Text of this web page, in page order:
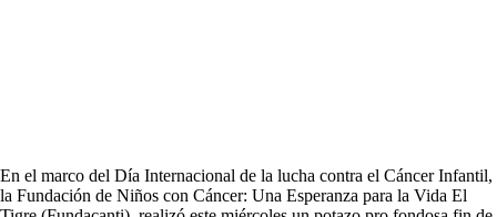
En el marco del Día Internacional de la lucha contra el Cáncer Infantil,
la Fundación de Niños con Cáncer: Una Esperanza para la Vida El